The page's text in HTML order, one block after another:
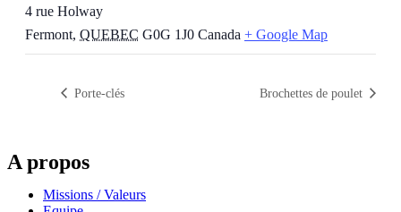
4 rue Holway
Fermont, QUEBEC G0G 1J0 Canada + Google Map
Porte-clés Brochettes de poulet
A propos
Missions / Valeurs